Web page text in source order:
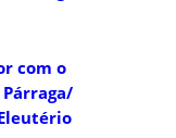
com o